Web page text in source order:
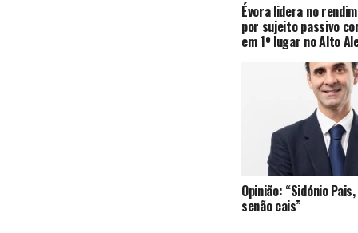
Évora lidera no
por sujeito passivo
em 1º lugar no Alto
Opinião: “Sidónio
senão cais”